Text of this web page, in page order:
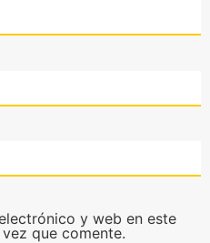
y web en este
que comente.